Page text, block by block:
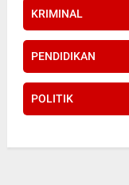
KRIMINAL
PENDIDIKAN
POLITIK